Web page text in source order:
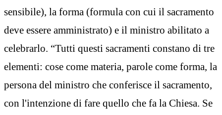
sensibile), la forma (formula con cui il sacramento
deve essere amministrato) e il ministro abilitato a
celebrarlo. “Tutti questi sacramenti constano di tre
elementi: cose come materia, parole come forma, la
persona del ministro che conferisce il sacramento,
con l'intenzione di fare quello che fa la Chiesa. Se